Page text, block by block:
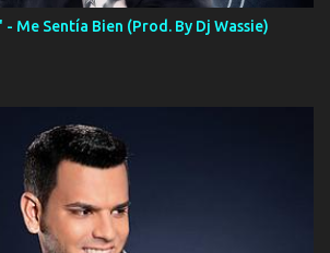
Me Sentía Bien (Prod. By Dj Wassie)